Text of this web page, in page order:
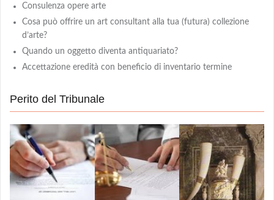
Consulenza opere arte
Cosa può offrire un art consultant alla tua (futura) collezione
d’arte?
Quando un oggetto diventa antiquariato?
Accettazione eredità con beneficio di inventario termine
Perito del Tribunale